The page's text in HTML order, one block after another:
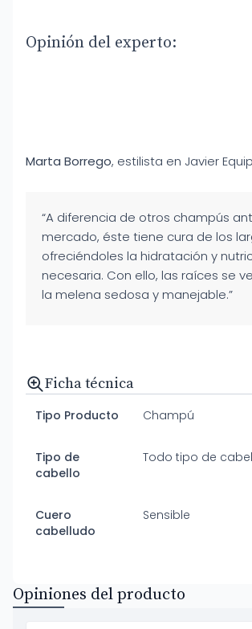
Opinión del experto:
Marta Borrego, estilista en Javier Equip
“A diferencia de otros champús
mercado, éste tiene cura de los
ofreciéndoles la hidratación y
necesaria. Con ello, las raíces se
la melena sedosa y manejable.”
Ficha técnica
Tipo Producto Champú
Tipo de
cabello
Todo tipo de
Cuero
cabelludo
Sensible
Opiniones del producto